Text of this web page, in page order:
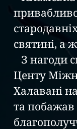
святині, а
Центу
Халавані
та побажав